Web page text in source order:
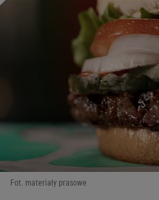
Fot. materiały prasowe